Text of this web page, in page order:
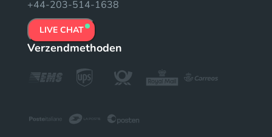
+44-203-514-1638
LIVE CHAT
Verzendmethoden